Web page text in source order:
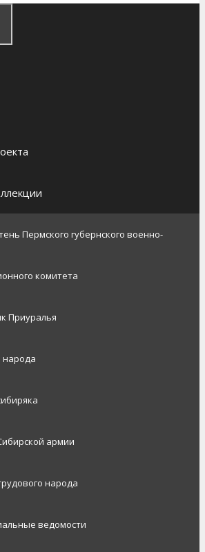
Пермского губернского военно-
комитета
Приуралья
народа
армии
народа
ведомости